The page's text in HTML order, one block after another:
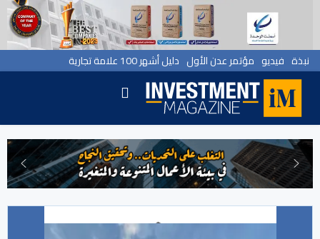
نبذة فيديو مؤتمر عدن الأول دليل أشهر 100 علامة تجارية